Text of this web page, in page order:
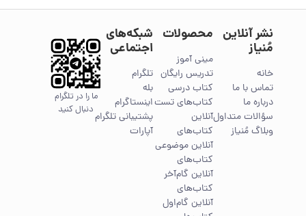
نشر آنلاین
مُنیاز
خانه
تماس با ما
درباره ما
سؤالات متداول
وبلاگ مُنیاز
محصولات
مینی آموز
تدریس رایگان
کتاب درسی
کتاب‌های تست
آنلاین
کتاب‌های
آنلاین موضوعی
کتاب‌های
آنلاین گام‌آخر
کتاب‌های
آنلاین گام‌اول
شبکه‌های
اجتماعی
تلگرام
بله
اینستاگرام
پشتیبانی تلگرام
آپارات
ما را در تلگرام
دنبال کنید